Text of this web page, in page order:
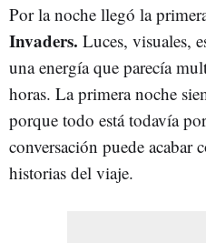
Por la noche llegó la
Invaders. Luces, visuales,
una energía que parecía
horas. La primera noche
porque todo está todavía
conversación puede acabar
historias del viaje.